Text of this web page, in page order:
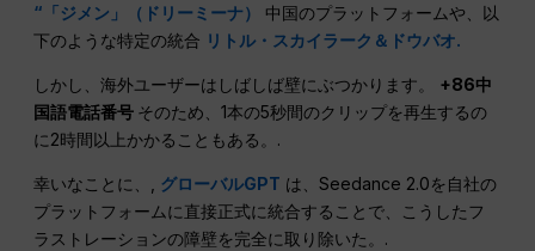
“「ジメン」（ドリーミーナ）
中国のプラットフォームや、以
下のような特定の統合 リトル・スカイラーク＆ドウバオ.
しかし、海外ユーザーはしばしば壁にぶつかります。 +86中
国語電話番号 そのため、1本の5秒間のクリップを再生するの
に2時間以上かかることもある。.
幸いなことに、, グローバルGPT は、Seedance 2.0を自社の
プラットフォームに直接正式に統合することで、こうしたフ
ラストレーションの障壁を完全に取り除いた。.